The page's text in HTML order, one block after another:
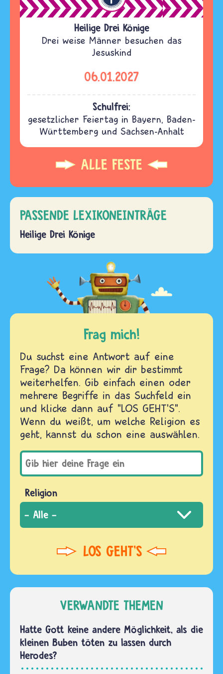
Heilige Drei Könige
Drei weise Männer besuchen das
Jesuskind
06.01.2027
Schulfrei:
gesetzlicher Feiertag in Bayern, Baden-
Württemberg und Sachsen-Anhalt
ALLE FESTE
PASSENDE LEXIKONEINTRÄGE
Heilige Drei Könige
Frag mich!
Du suchst eine Antwort auf eine
Frage? Da können wir dir bestimmt
weiterhelfen. Gib einfach einen oder
mehrere Begriffe in das Suchfeld ein
und klicke dann auf "LOS GEHT'S".
Wenn du weißt, um welche Religion es
geht, kannst du schon eine auswählen.
Religion
VERWANDTE THEMEN
Hatte Gott keine andere Möglichkeit, als die
kleinen Buben töten zu lassen durch
Herodes?